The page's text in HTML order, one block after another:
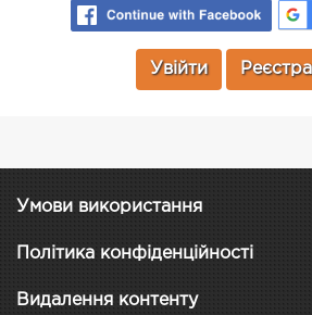
Увійти
Умови використання
Політика конфіденційності
Видалення контенту